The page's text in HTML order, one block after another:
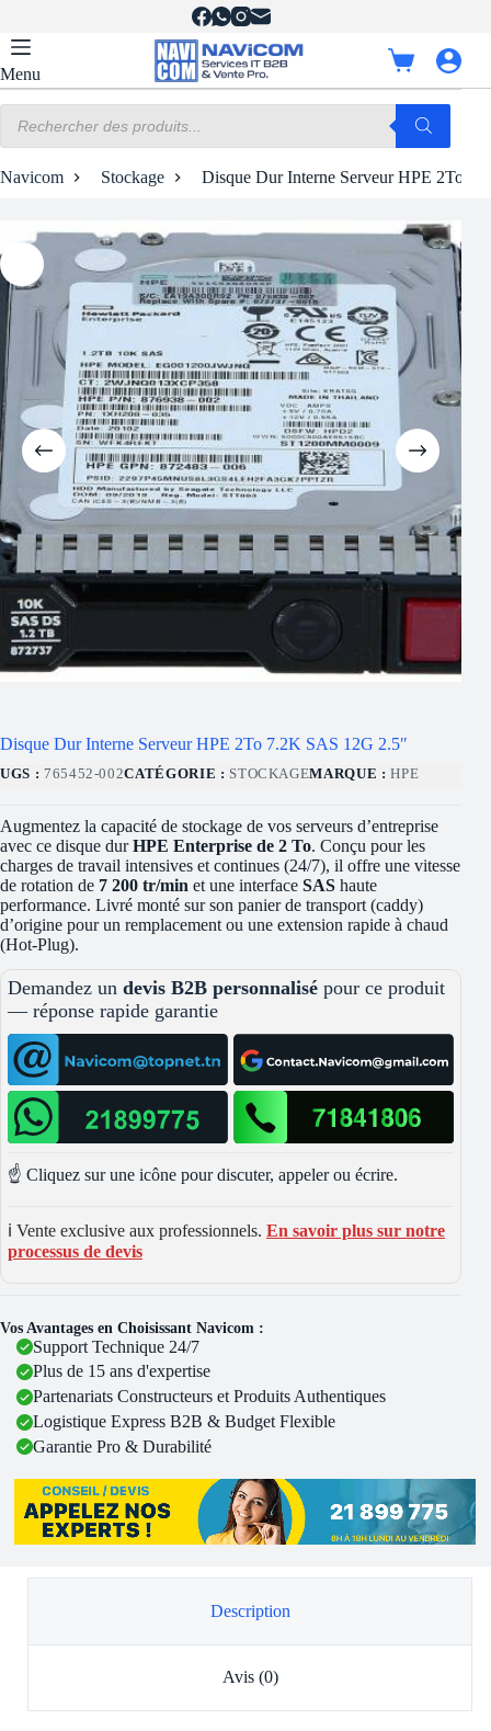
contenu
Menu
Panier
d’achat
produits
Navicom Stockage Disque Dur Interne Serveur HPE 2To
Disque Dur Interne Serveur HPE 2To 7.2K SAS 12G 2.5″
UGS : 765452-002CATÉGORIE : STOCKAGEMARQUE :HPE
Augmentez la capacité de stockage de vos serveurs d’entreprise
avec ce disque durHPE Enterprise de 2 To. Conçu pour les
charges de travail intensives et continues (24/7), il offre une vitesse
de rotation de 7 200 tr/min et une interface SAS haute
performance. Livré monté sur son panier de transport (caddy)
d’origine pour un remplacement ou une extension rapide à chaud
(Hot-Plug).
Demandez un devis B2B personnalisé pour ce produit
— réponse rapide garantie
☝️ Cliquez sur une icône pour discuter, appeler ou écrire.
ℹ️ Vente exclusive aux professionnels. En savoir plus sur notre
processus de devis
Vos Avantages en Choisissant Navicom :
Support Technique 24/7
Plus de 15 ans d'expertise
Partenariats Constructeurs et Produits Authentiques
Logistique Express B2B & Budget Flexible
Garantie Pro & Durabilité
Description
Avis (0)